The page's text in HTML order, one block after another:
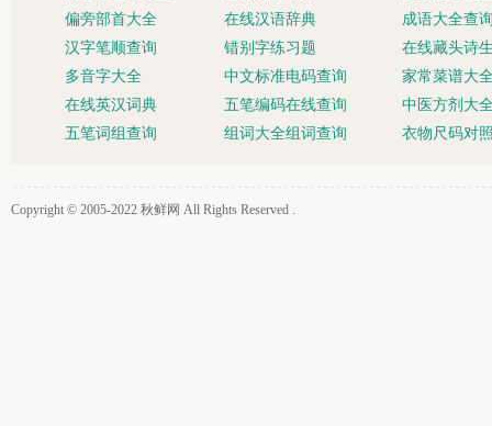
偏旁部首大全
在线汉语辞典
汉字笔顺查询
错别字练习题
多音字大全
中文标准电码查询
在线英汉词典
五笔编码在线查询
五笔词组查询
组词大全组词查询
成语大全查
在线藏头诗
家常菜谱大
中医方剂大
衣物尺码对
Copyright © 2005-2022 秋鲜网 All Rights Reserved .